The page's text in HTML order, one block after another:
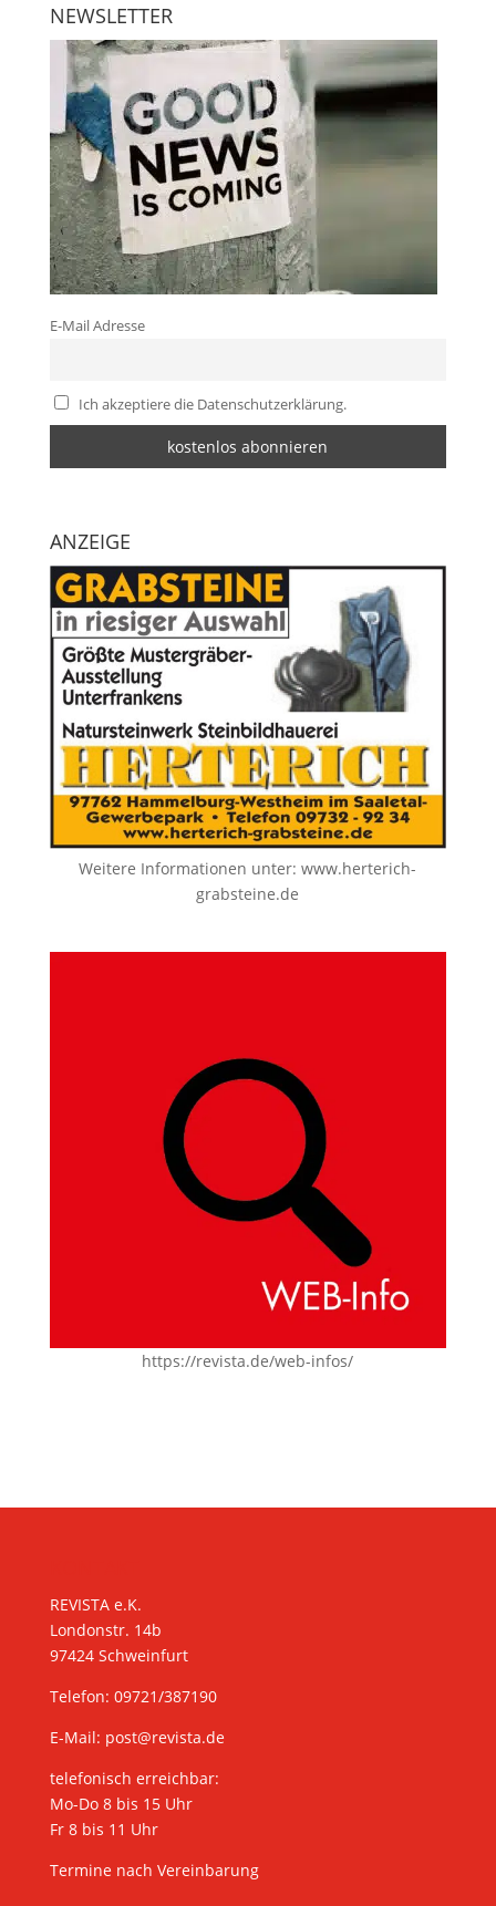
NEWSLETTER
E-Mail Adresse
Ich akzeptiere die Datenschutzerklärung.
ANZEIGE
Weitere Informationen unter:www.herterich-
grabsteine.de
https://revista.de/web-infos/
REVISTA e.K.
Londonstr. 14b
97424 Schweinfurt
Telefon: 09721/387190
E-Mail: post@revista.de
telefonisch erreichbar:
Mo-Do 8 bis 15 Uhr
Fr 8 bis 11 Uhr
Termine nach Vereinbarung